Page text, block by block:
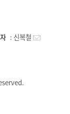
: 신복철